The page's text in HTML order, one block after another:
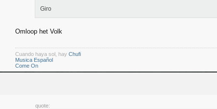
Giro
Omloop het Volk
Cuando haya sol, hay Chufi
Musica Español
Come On
quote: